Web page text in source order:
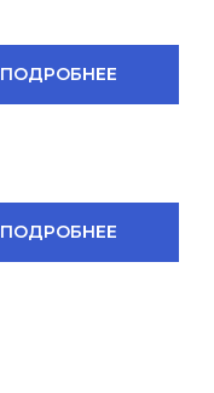
ПОДРОБНЕЕ
ПОДРОБНЕЕ